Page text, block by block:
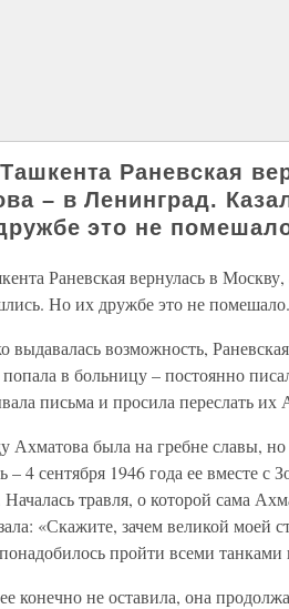
Раневская
– в Ленинград.
это не
Раневская вернулась в
Но их дружбе это не помешало.
выдавалась возможность,
попала в больницу – постоянно
письма и просила переслать
Ахматова была на гребне славы,
– 4 сентября 1946 года ее вместе
Началась травля, о которой сама
«Скажите, зачем великой моей
пройти всеми
конечно не оставила, она